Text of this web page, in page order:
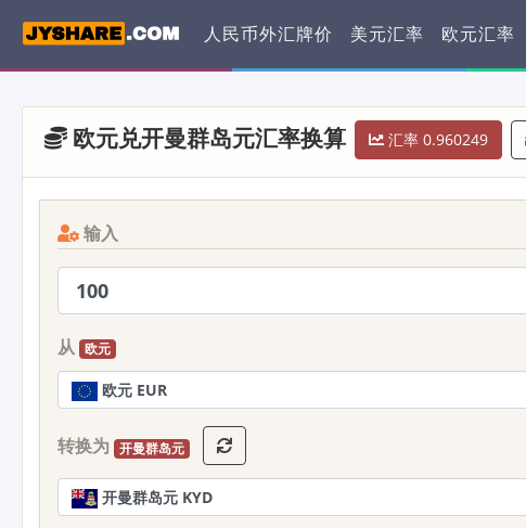
人民币外汇牌价 美元汇率 欧元汇率
欧元兑开曼群岛元汇率换算 汇率 0.960249
输入
从 欧元
欧元 EUR
转换为 开曼群岛元
开曼群岛元 KYD